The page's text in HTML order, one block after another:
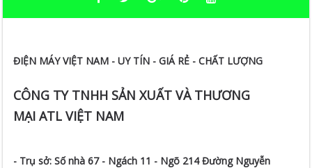
ĐIỆN MÁY VIỆT NAM - UY TÍN - GIÁ RẺ - CHẤT LƯỢNG
CÔNG TY TNHH SẢN XUẤT VÀ THƯƠNG
MẠI ATL VIỆT NAM
- Trụ sở: Số nhà 67 - Ngách 11 - Ngõ 214 Đường Nguyễn